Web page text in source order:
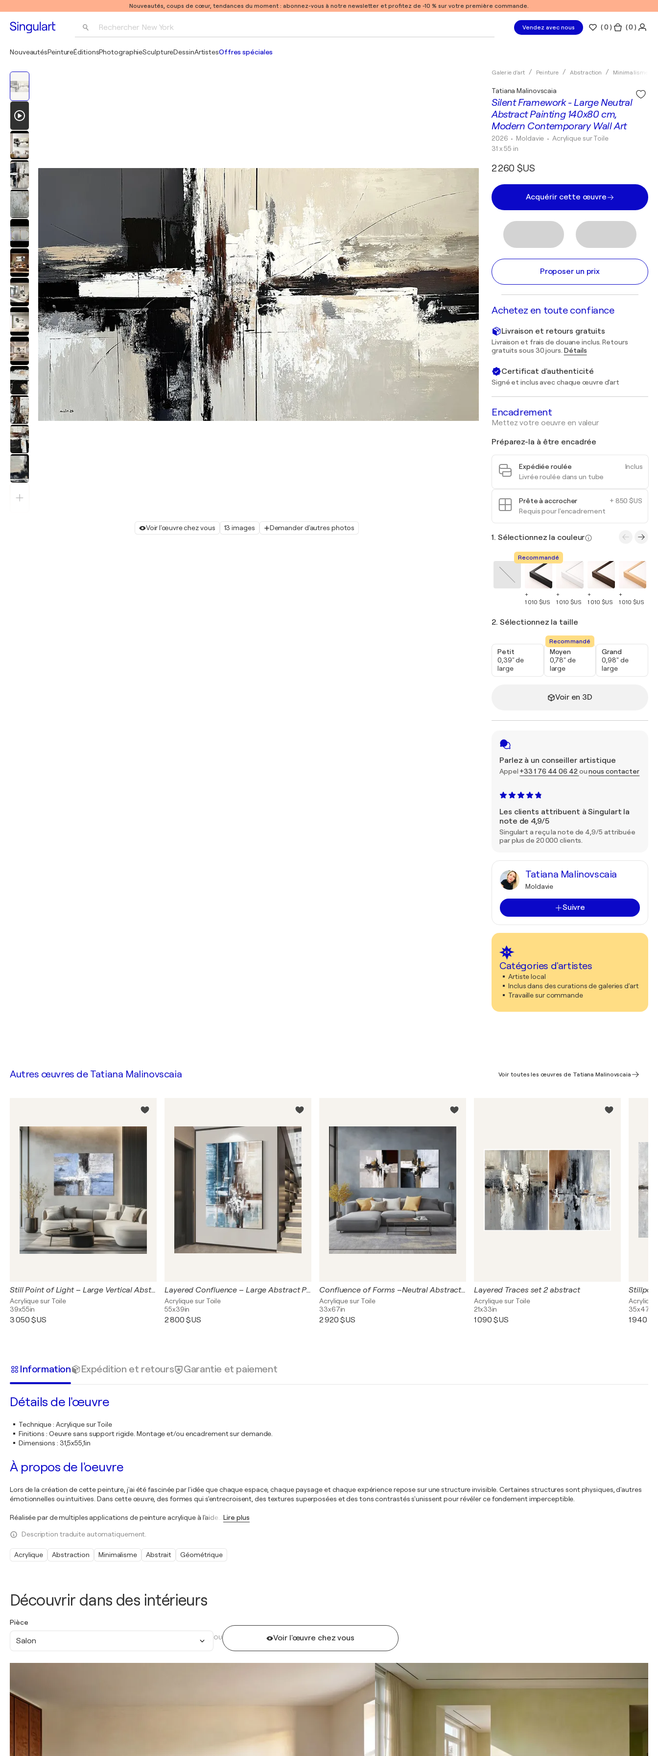
Nouveautés, coups de cœur, tendances du moment : abonnez-vous à notre newsletter et profitez de -10 % sur votre première commande.
Rechercher New York Vendez avec nous (0 ) ( 0 )
NouveautésPeintureÉditionsPhotographieSculptureDessinArtistesOffres spéciales
Voir l'œuvre chez vous 13 images Demander d'autres photos
Galerie d'art Peinture Abstraction Minimalisme
Silent Framework - Large Neutral
Abstract Painting 140x80 cm,
Modern Contemporary Wall Art
Tatiana Malinovscaia
2026 • Moldavie • Acrylique sur Toile
31 x 55 in
2 260 $US
Acquérir cette œuvre
Proposer un prix
Achetez en toute confiance
Livraison et retours gratuits
Livraison et frais de douane inclus. Retours
gratuits sous 30 jours. Détails
Certificat d'authenticité
Signé et inclus avec chaque œuvre d'art
Encadrement
Mettez votre oeuvre en valeur
Préparez-la à être encadrée
Inclus
Expédiée roulée
Livrée roulée dans un tube
+ 850 $US
Prête à accrocher
Requis pour l'encadrement
1. Sélectionnez la couleur
Recommandé
+
1 010 $US
+
1 010 $US
+
1 010 $US
+
1 010 $US
2. Sélectionnez la taille
Petit
0,39" de
large
Recommandé
Moyen
0,78" de
large
Grand
0,98" de
large
Voir en 3D
Parlez à un conseiller artistique
Appel +33 1 76 44 06 42 ounous contacter
Les clients attribuent à Singulart la
note de 4,9/5
Singulart a reçu la note de 4,9/5 attribuée
par plus de 20 000 clients.
Tatiana Malinovscaia
Moldavie
Suivre
Catégories d'artistes
Artiste local
Inclus dans des curations de galeries d'art
Travaille sur commande
Découvrir dans des intérieurs
Pièce
Salon OU Voir l'œuvre chez vous
Autres œuvres de Tatiana Malinovscaia Voir toutes les œuvres de Tatiana Malinovscaia
Still Point of Light – Large Vertical Abstract Painting, Contemporary Neutral Wall Art, Textured Acrylic on Canvas
Acrylique sur Toile
39x55in
3 050 $US
Layered Confluence – Large Abstract Painting | Blue Neutral Textured Acrylic Canvas Art
Acrylique sur Toile
55x39in
2 800 $US
Confluence of Forms –Neutral Abstract Diptych 85x85 cm Each, Black White Ochre Acrylic Paintings, Contemporary Wall Art
Acrylique sur Toile
33x67in
2 920 $US
Layered Traces set 2 abstract
Acrylique sur Toile
21x33in
1 090 $US
35x47in
1 940
Information Expédition et retours Garantie et paiement
Détails de l'œuvre
Technique: Acrylique sur Toile
Finitions : Oeuvre sans support rigide. Montage et/ou encadrement sur demande.
Dimensions : 31,5x55,1in
À propos de l'oeuvre
Lors de la création de cette peinture, j'ai été fascinée par l'idée que chaque espace, chaque paysage et chaque expérience repose sur une structure invisible. Certaines structures sont physiques, d'autres
émotionnelles ou intuitives. Dans cette œuvre, des formes qui s'entrecroisent, des textures superposées et des tons contrastés s'unissent pour révéler ce fondement imperceptible.
Réalisée par de multiples applications de peinture acrylique à l'aide Lire plus
Description traduite automatiquement.
Acrylique Abstraction Minimalisme Abstrait Géométrique